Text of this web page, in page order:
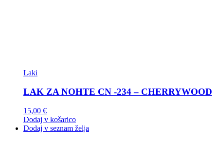
Laki
LAK ZA NOHTE CN -234 – CHERRYWOOD
15,00 €
Dodaj v košarico
Dodaj v seznam želja